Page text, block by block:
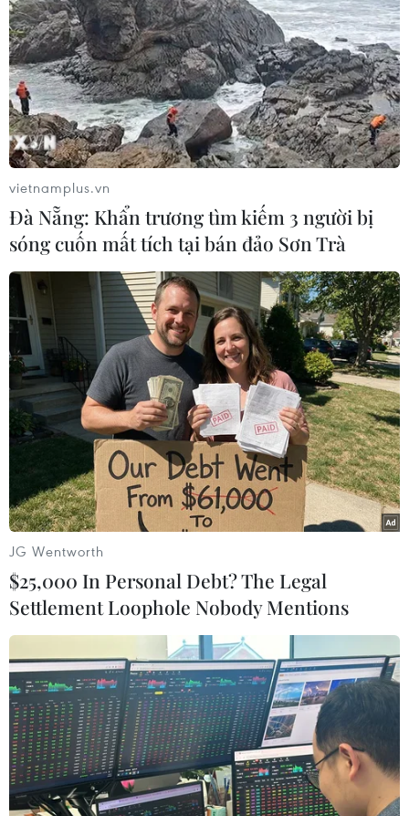
Sáng 22/9: Hà Nội chỉ ghi nhận thêm 1 ca
mắc COVID-19 ở Thanh Xuân
22/09/2021 00:10
Cộng dồn số ca mắc COVID-19 tại Hà Nội trong đợt
dịch 4 (từ ngày 27/4/2021): 3.945 ca; trong đó số mắc
ghi nhận ngoài cộng đồng 1.598 ca.
Kon Tum: Kịp thời ngăn chặn 2 ca mắc
COVID-19 xâm nhập vào địa bàn
21/09/2021 23:18
vietnamplus.vn
Đà Nẵng: Khẩn trương tìm kiếm 3 người bị
sóng cuốn mất tích tại bán đảo Sơn Trà
JG Wentworth
$25,000 In Personal Debt? The Legal
Settlement Loophole Nobody Mentions